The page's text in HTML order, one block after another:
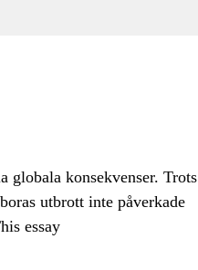
globala konsekvenser. Trots
utbrott inte påverkade
essay